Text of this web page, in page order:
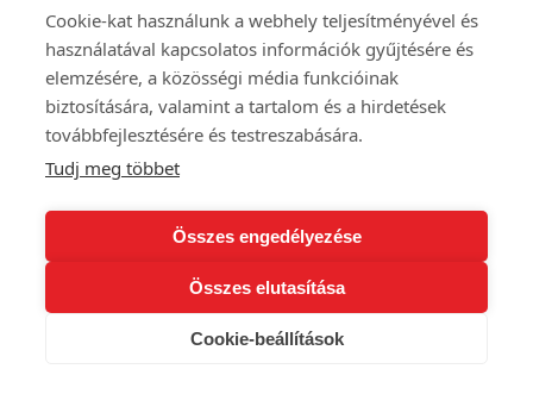
Cookie-kat használunk a webhely teljesítményével és
használatával kapcsolatos információk gyűjtésére és
elemzésére, a közösségi média funkcióinak
biztosítására, valamint a tartalom és a hirdetések
továbbfejlesztésére és testreszabására.
Tudj meg többet
Összes engedélyezése
Összes elutasítása
Cookie-beállítások
Uborkasaláta tejföllel, fokhagymakrémmel, rubin
paprikával(V,GM, LMK) 1.990
Kevert saláta, olívás pödör dresszinggel (VEGÁN, GM,
LMK) 2.190
***